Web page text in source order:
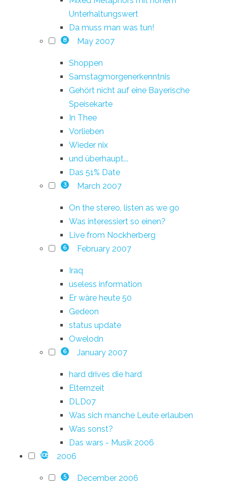
Unterhaltungswert
Da muss man was tun!
8 May 2007
Shoppen
Samstagmorgenerkenntnis
Gehört nicht auf eine Bayerische
Speisekarte
In Thee
Vorlieben
Wieder nix
und überhaupt...
Das 51% Date
3 March 2007
On the stereo, listen as we go
Was interessiert so einen?
Live from Nockherberg
6 February 2007
Iraq
useless information
Er wäre heute 50
Gedeon
status update
Owelodn
6 January 2007
hard drives die hard
Elternzeit
DLD07
Was sich manche Leute erlauben
Was sonst?
Das wars - Musik 2006
108 2006
5 December 2006